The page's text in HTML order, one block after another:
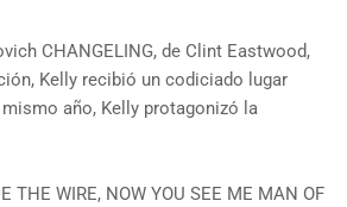
CHANGELING, de Clint Eastwood,
Kelly recibió un codiciado lugar
año, Kelly protagonizó la
WIRE, NOW YOU SEE ME MAN OF